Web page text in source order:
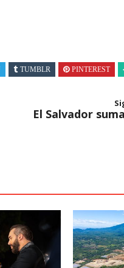
TUMBLR PINTEREST
El Salvador